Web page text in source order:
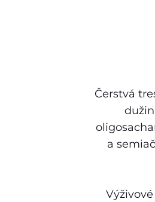
Čerstvá
a